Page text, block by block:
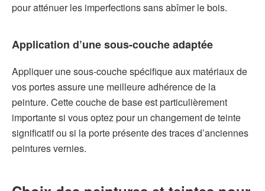
pour atténuer les imperfections sans abîmer le bois.
Application d’une sous-couche adaptée
Appliquer une sous-couche spécifique aux matériaux de
vos portes assure une meilleure adhérence de la
peinture. Cette couche de base est particulièrement
importante si vous optez pour un changement de teinte
significatif ou si la porte présente des traces d’anciennes
peintures vernies.